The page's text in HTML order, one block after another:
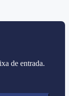
de entrada.